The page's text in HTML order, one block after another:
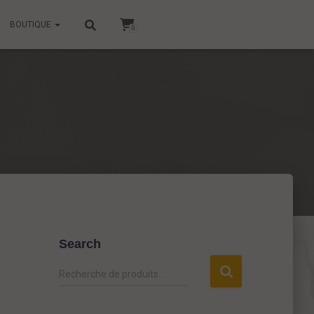
BOUTIQUE 0
Search
RRecherche de produits…